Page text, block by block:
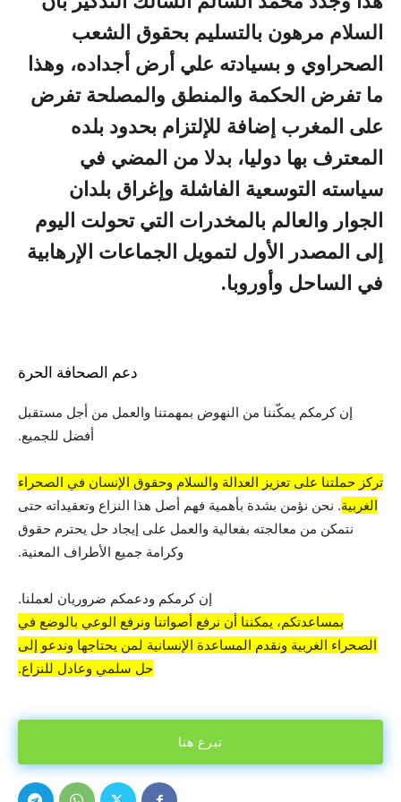
السلام مرهون بالتسليم بحقوق الشعب
الصحراوي و بسيادته علي أرض أجداده، وهذا
ما تفرض الحكمة والمنطق والمصلحة تفرض
على المغرب إضافة للإلتزام بحدود بلده
المعترف بها دوليا، بدلا من المضي في
سياسته التوسعية الفاشلة وإغراق بلدان
الجوار والعالم بالمخدرات التي تحولت اليوم
إلى المصدر الأول لتمويل الجماعات الإرهابية
في الساحل وأوروبا.
دعم الصحافة الحرة
إن كرمكم يمكّننا من النهوض بمهمتنا والعمل من أجل مستقبل
أفضل للجميع.
تركز حملتنا على تعزيز العدالة والسلام وحقوق الإنسان في الصحراء
الغربية. نحن نؤمن بشدة بأهمية فهم أصل هذا النزاع وتعقيداته حتى
نتمكن من معالجته بفعالية والعمل على إيجاد حل يحترم حقوق
وكرامة جميع الأطراف المعنية.
إن كرمكم ودعمكم ضروريان لعملنا.
بمساعدتكم، يمكننا أن نرفع أصواتنا ونرفع الوعي بالوضع في
الصحراء الغربية ونقدم المساعدة الإنسانية لمن يحتاجها وندعو إلى
حل سلمي وعادل للنزاع.
تبرع هنا